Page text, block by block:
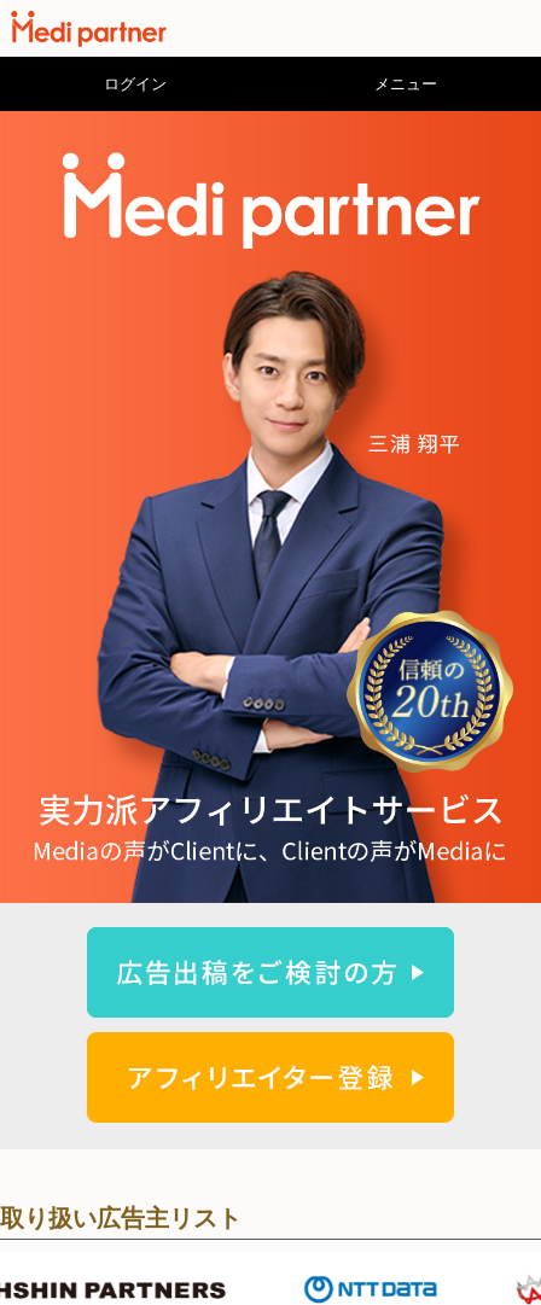
ログイン メニュー
取り扱い広告主リスト